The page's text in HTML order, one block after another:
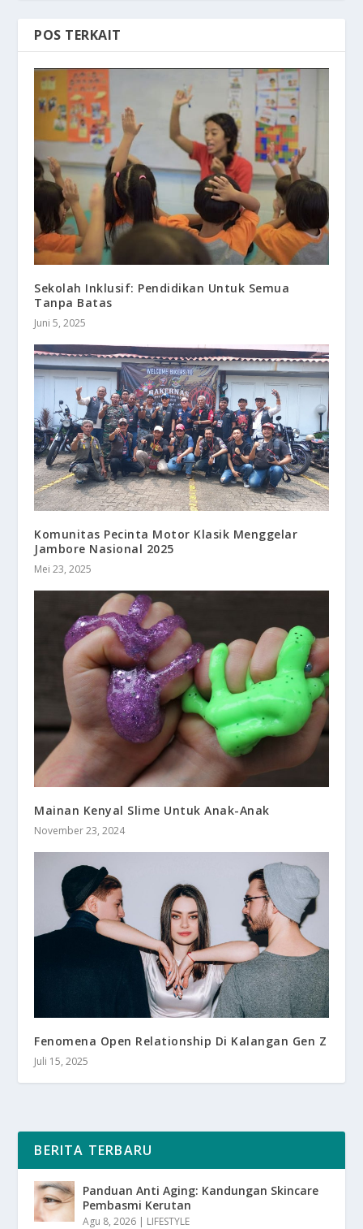
POS TERKAIT
Sekolah Inklusif: Pendidikan Untuk Semua
Tanpa Batas
Juni 5, 2025
Komunitas Pecinta Motor Klasik Menggelar
Jambore Nasional 2025
Mei 23, 2025
Mainan Kenyal Slime Untuk Anak-Anak
November 23, 2024
Fenomena Open Relationship Di Kalangan Gen Z
Juli 15, 2025
BERITA TERBARU
Panduan Anti Aging: Kandungan Skincare
Pembasmi Kerutan
Agu 8, 2026 | LIFESTYLE